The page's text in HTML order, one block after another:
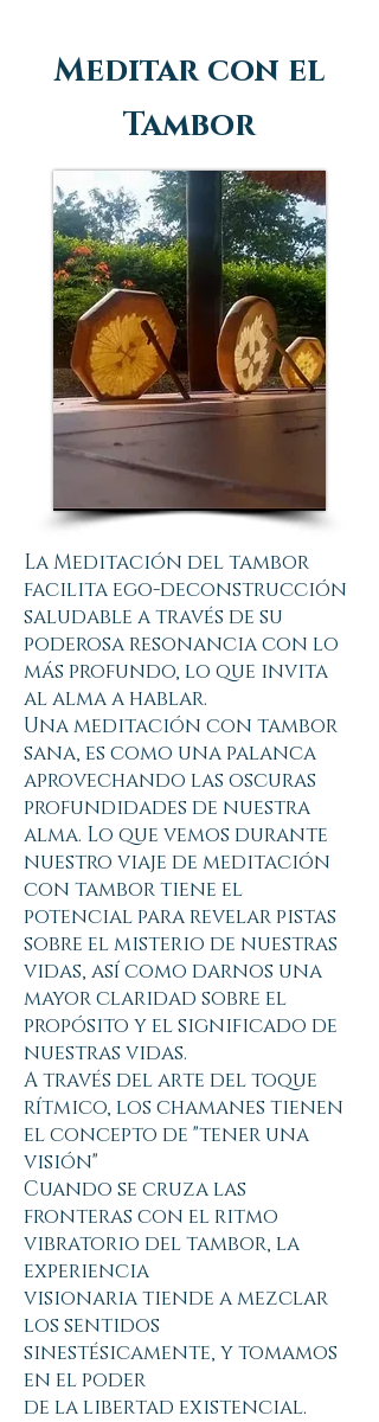
Meditar con el
Tambor
La Meditación del tambor
facilita ego-deconstrucción
saludable a través de su
poderosa resonancia con lo
más profundo, lo que invita
al alma a hablar.
Una meditación con tambor
sana, es como una palanca
aprovechando las oscuras
profundidades de nuestra
alma. Lo que vemos durante
nuestro viaje de meditación
con tambor tiene el
potencial para revelar pistas
sobre el misterio de nuestras
vidas, así como darnos una
mayor claridad sobre el
propósito y el significado de
nuestras vidas.
A través del arte del toque
rítmico, los chamanes tienen
el concepto de "tener una
visión"
Cuando se cruza las
fronteras con el ritmo
vibratorio del tambor, la
experiencia
visionaria tiende a mezclar
los sentidos
sinestésicamente, y tomamos
en el poder
de la libertad existencial.